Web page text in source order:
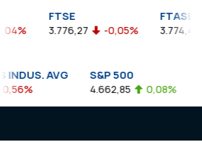
FTSE
3.776,27 -0,05%
FTASE
3.774,48
AVG S&P 500
4.662,85 0,08%